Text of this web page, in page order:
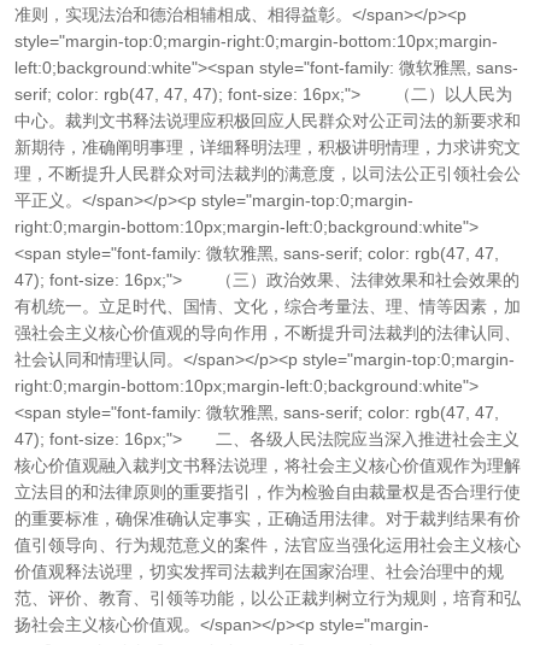
准则，实现法治和德治相辅相成、相得益彰。</span></p><p
style="margin-top:0;margin-right:0;margin-bottom:10px;margin-
left:0;background:white"><span style="font-family: 微软雅黑, sans-
serif; color: rgb(47, 47, 47); font-size: 16px;"> （二）以人民为
中心。裁判文书释法说理应积极回应人民群众对公正司法的新要求和
新期待，准确阐明事理，详细释明法理，积极讲明情理，力求讲究文
理，不断提升人民群众对司法裁判的满意度，以司法公正引领社会公
平正义。</span></p><p style="margin-top:0;margin-
right:0;margin-bottom:10px;margin-left:0;background:white">
<span style="font-family: 微软雅黑, sans-serif; color: rgb(47, 47,
47); font-size: 16px;"> （三）政治效果、法律效果和社会效果的
有机统一。立足时代、国情、文化，综合考量法、理、情等因素，加
强社会主义核心价值观的导向作用，不断提升司法裁判的法律认同、
社会认同和情理认同。</span></p><p style="margin-top:0;margin-
right:0;margin-bottom:10px;margin-left:0;background:white">
<span style="font-family: 微软雅黑, sans-serif; color: rgb(47, 47,
47); font-size: 16px;"> 二、各级人民法院应当深入推进社会主义
核心价值观融入裁判文书释法说理，将社会主义核心价值观作为理解
立法目的和法律原则的重要指引，作为检验自由裁量权是否合理行使
的重要标准，确保准确认定事实，正确适用法律。对于裁判结果有价
值引领导向、行为规范意义的案件，法官应当强化运用社会主义核心
价值观释法说理，切实发挥司法裁判在国家治理、社会治理中的规
范、评价、教育、引领等功能，以公正裁判树立行为规则，培育和弘
扬社会主义核心价值观。</span></p><p style="margin-